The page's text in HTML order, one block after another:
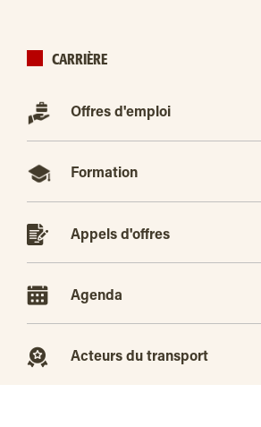
CARRIÈRE
Offres d'emploi
Formation
Appels d'offres
Agenda
Acteurs du transport